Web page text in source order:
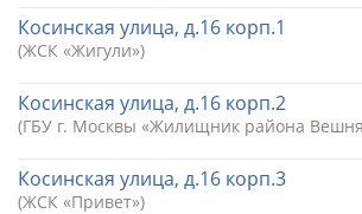
Косинская улица, д.16 корп.1
(ЖСК «Жигули»)
Косинская улица, д.16 корп.2
(ГБУ г. Москвы «Жилищник района
Косинская улица, д.16 корп.3
(ЖСК «Привет»)